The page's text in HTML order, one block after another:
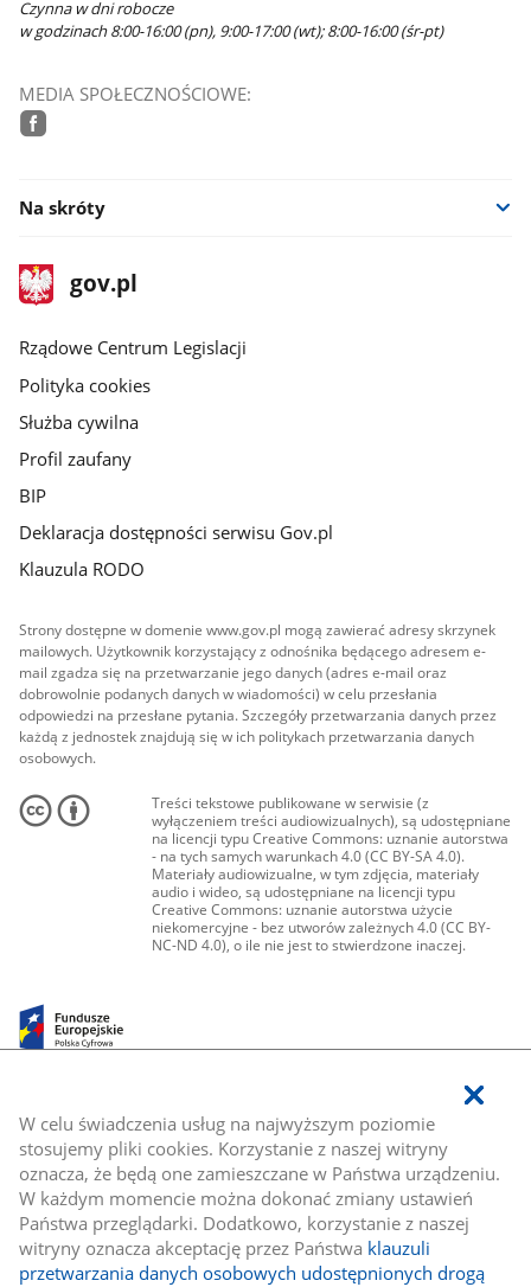
W celu świadczenia usług na najwyższym poziomie
stosujemy pliki cookies. Korzystanie z naszej witryny
oznacza, że będą one zamieszczane w Państwa urządzeniu.
W każdym momencie można dokonać zmiany ustawień
Państwa przeglądarki. Dodatkowo, korzystanie z naszej
witryny oznacza akceptację przez Państwa klauzuli
przetwarzania danych osobowych udostępnionych drogą
Czynna w dni robocze
w godzinach 8:00-16:00 (pn), 9:00-17:00 (wt); 8:00-16:00 (śr-pt)
MEDIA SPOŁECZNOŚCIOWE:
Na skróty
stopka
gov.plStrona
gov.pl
Rządowe Centrum Legislacji
Polityka cookies
Służba cywilna
Profil zaufany
BIP
Deklaracja dostępności serwisu Gov.pl
Klauzula RODO
Strony dostępne w domenie www.gov.pl mogą zawierać adresy skrzynek
mailowych. Użytkownik korzystający z odnośnika będącego adresem e-
mail zgadza się na przetwarzanie jego danych (adres e-mail oraz
dobrowolnie podanych danych w wiadomości) w celu przesłania
odpowiedzi na przesłane pytania. Szczegóły przetwarzania danych przez
każdą z jednostek znajdują się w ich politykach przetwarzania danych
osobowych.
Treści tekstowe publikowane w serwisie (z
wyłączeniem treści audiowizualnych), są udostępniane
na licencji typu Creative Commons: uznanie autorstwa
- na tych samych warunkach 4.0 (CC BY-SA 4.0).
Materiały audiowizualne, w tym zdjęcia, materiały
audio i wideo, są udostępniane na licencji typu
Creative Commons: uznanie autorstwa użycie
niekomercyjne - bez utworów zależnych 4.0 (CC BY-
NC-ND 4.0), o ile nie jest to stwierdzone inaczej.